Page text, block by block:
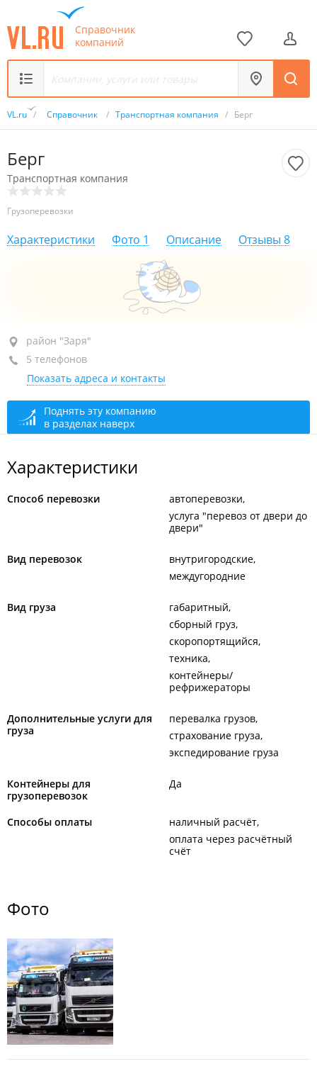
Справочник
компаний
VL.ru / Справочник / Транспортная компания / Берг
Берг
Транспортная компания
Грузоперевозки
Характеристики Фото 1 Описание Отзывы 8
район "Заря", пр-т 100-летия Владивостока, 161А
+7 924 330-44-05
+7 924 330-43-23грузоперевозки
+7 (423) 231-80-52грузоперевозки
+7 (423) 234-00-15
сегодня закрыто
район "Заря"
5 телефонов
Показать адреса и контакты
Поднять эту компанию
в разделах наверх
Характеристики
Способ перевозки
автоперевозки
услуга "перевоз от двери до
двери"
Вид перевозок
внутригородские
междугородние
Вид груза
габаритный
сборный груз
скоропортящийся
техника
контейнеры/
рефрижераторы
Дополнительные услуги для
груза
перевалка грузов
страхование груза
экспедирование груза
Контейнеры для
грузоперевозок
Да
Способы оплаты
наличный расчёт
оплата через расчётный
счёт
Фото